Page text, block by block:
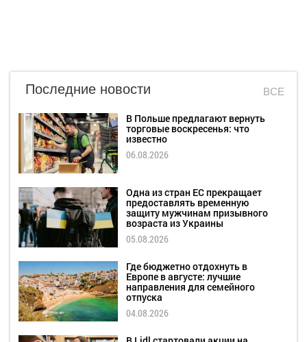
Последние новости ВСЕ
В Польше предлагают вернуть
торговые воскресенья: что
известно
06.08.2026
Одна из стран ЕС прекращает
предоставлять временную
защиту мужчинам призывного
возраста из Украины
05.08.2026
Где бюджетно отдохнуть в
Европе в августе: лучшие
направления для семейного
отпуска
04.08.2026